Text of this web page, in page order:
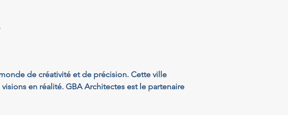
de créativité et de précision. Cette ville
en réalité. GBA Architectes est le partenaire